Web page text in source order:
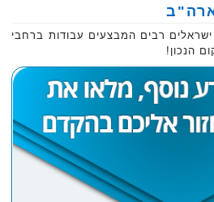
רבים המבצעים עבודות ברחבי
הנכון!